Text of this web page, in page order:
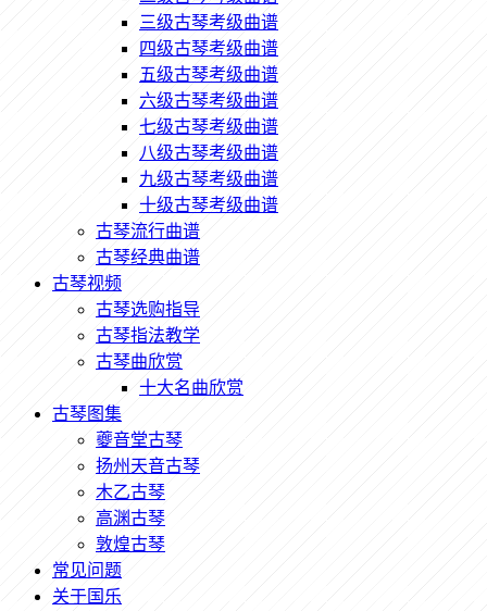
三级古琴考级曲谱
四级古琴考级曲谱
五级古琴考级曲谱
六级古琴考级曲谱
七级古琴考级曲谱
八级古琴考级曲谱
九级古琴考级曲谱
十级古琴考级曲谱
古琴流行曲谱
古琴经典曲谱
古琴视频
古琴选购指导
古琴指法教学
古琴曲欣赏
十大名曲欣赏
古琴图集
夔音堂古琴
扬州天音古琴
木乙古琴
高渊古琴
敦煌古琴
常见问题
关于国乐